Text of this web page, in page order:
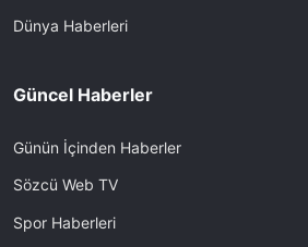
Dünya Haberleri
Güncel Haberler
Günün İçinden Haberler
Sözcü Web TV
Spor Haberleri